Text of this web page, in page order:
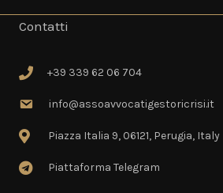
Contatti
+39 339 62 06 704
+39 339 62 06 704
info@assoavvocatigestoricrisi.it
info@assoavvocatigestoricrisi.it
Piazza Italia 9, 06121, Perugia, Italy
Piazza Italia 9, 06121, Perugia, Italy
Piattaforma Telegram
Piattaforma Telegram